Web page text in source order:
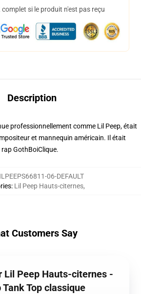
si le produit n'est pas reçu
Description
professionnellement comme Lil Peep, était
et mannequin américain. Il était
GothBoiClique.
06-DEFAULT
: Lil Peep Hauts-citernes,
Customers Say
Lil Peep Hauts-citernes -
Top classique